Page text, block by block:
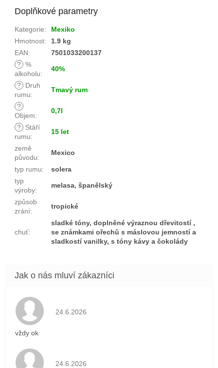
Doplňkové parametry
Kategorie:
Mexiko
Hmotnost:
1.9 kg
EAN:
7501033200137
? %
alkoholu:
40%
?
Druh
rumu:
Tmavý rum
?
Objem:
0,7l
?
Stáří
rumu:
15 let
země
původu:
Mexico
typ rumu:
solera
typ
výroby:
melasa, španělský
způsob
zrání:
tropické
chuť:
sladké tóny, doplněné výraznou dřevitostí ,
se známkami ořechů s máslovou jemností a
sladkostí vanilky, s tóny kávy a čokolády
Hodnocení obchodu je 5 z 5 hvězdiček.
24.6.2026
vždy ok
Hodnocení obchodu je 5 z 5 hvězdiček.
24.6.2026